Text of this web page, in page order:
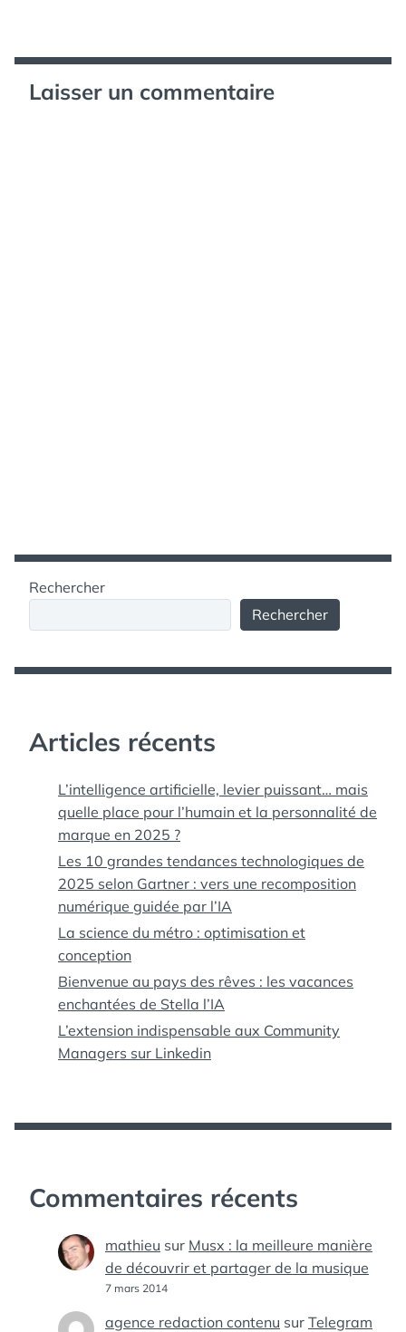
Laisser un commentaire
Rechercher
Rechercher
Articles récents
L’intelligence artificielle, levier puissant… mais
quelle place pour l’humain et la personnalité de
marque en 2025 ?
Les 10 grandes tendances technologiques de
2025 selon Gartner : vers une recomposition
numérique guidée par l’IA
La science du métro : optimisation et
conception
Bienvenue au pays des rêves : les vacances
enchantées de Stella l’IA
L’extension indispensable aux Community
Managers sur Linkedin
Commentaires récents
mathieu sur Musx : la meilleure manière
de découvrir et partager de la musique
7 mars 2014
agence redaction contenu sur Telegram